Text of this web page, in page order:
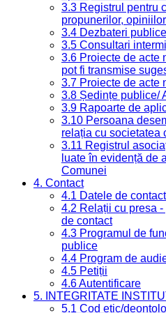
3.3 Registrul pentru
propunerilor,
3.4 Dezbateri publice
3.5 Consultari
3.6 Proiecte de acte
pot fi transmise
3.7 Proiecte de acte
3.8 Ședințe publice/
3.9 Rapoarte de
3.10 Persoana
relația cu societatea
3.11 Registrul
luate în evidență de
Comunei
4. Contact
4.1 Datele de
4.2 Relații cu presa
de contact
4.3 Programul de
publice
4.4 Program de
4.5 Petiții
4.6 Autentificare
5. INTEGRITATE
5.1 Cod etic/